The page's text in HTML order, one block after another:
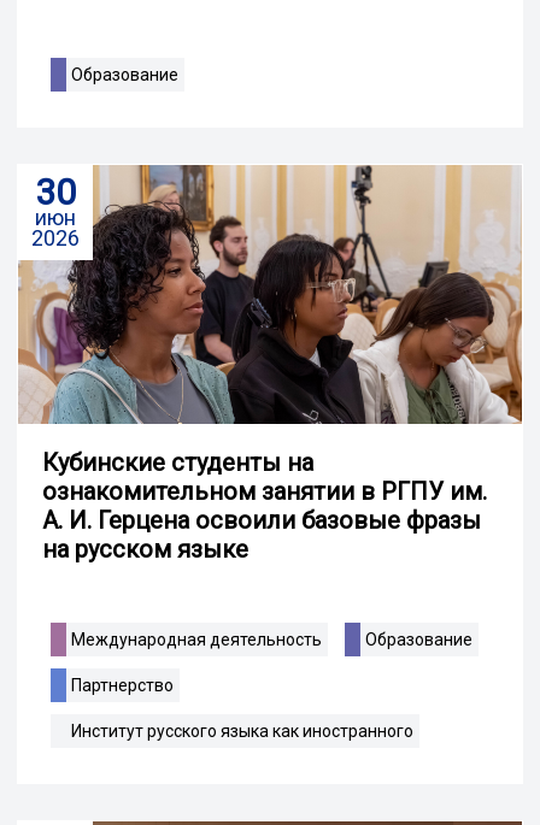
Образование
30
июн
2026
Кубинские студенты на
ознакомительном занятии в РГПУ им.
А. И. Герцена освоили базовые фразы
на русском языке
Международная деятельность Образование
Партнерство
Институт русского языка как иностранного